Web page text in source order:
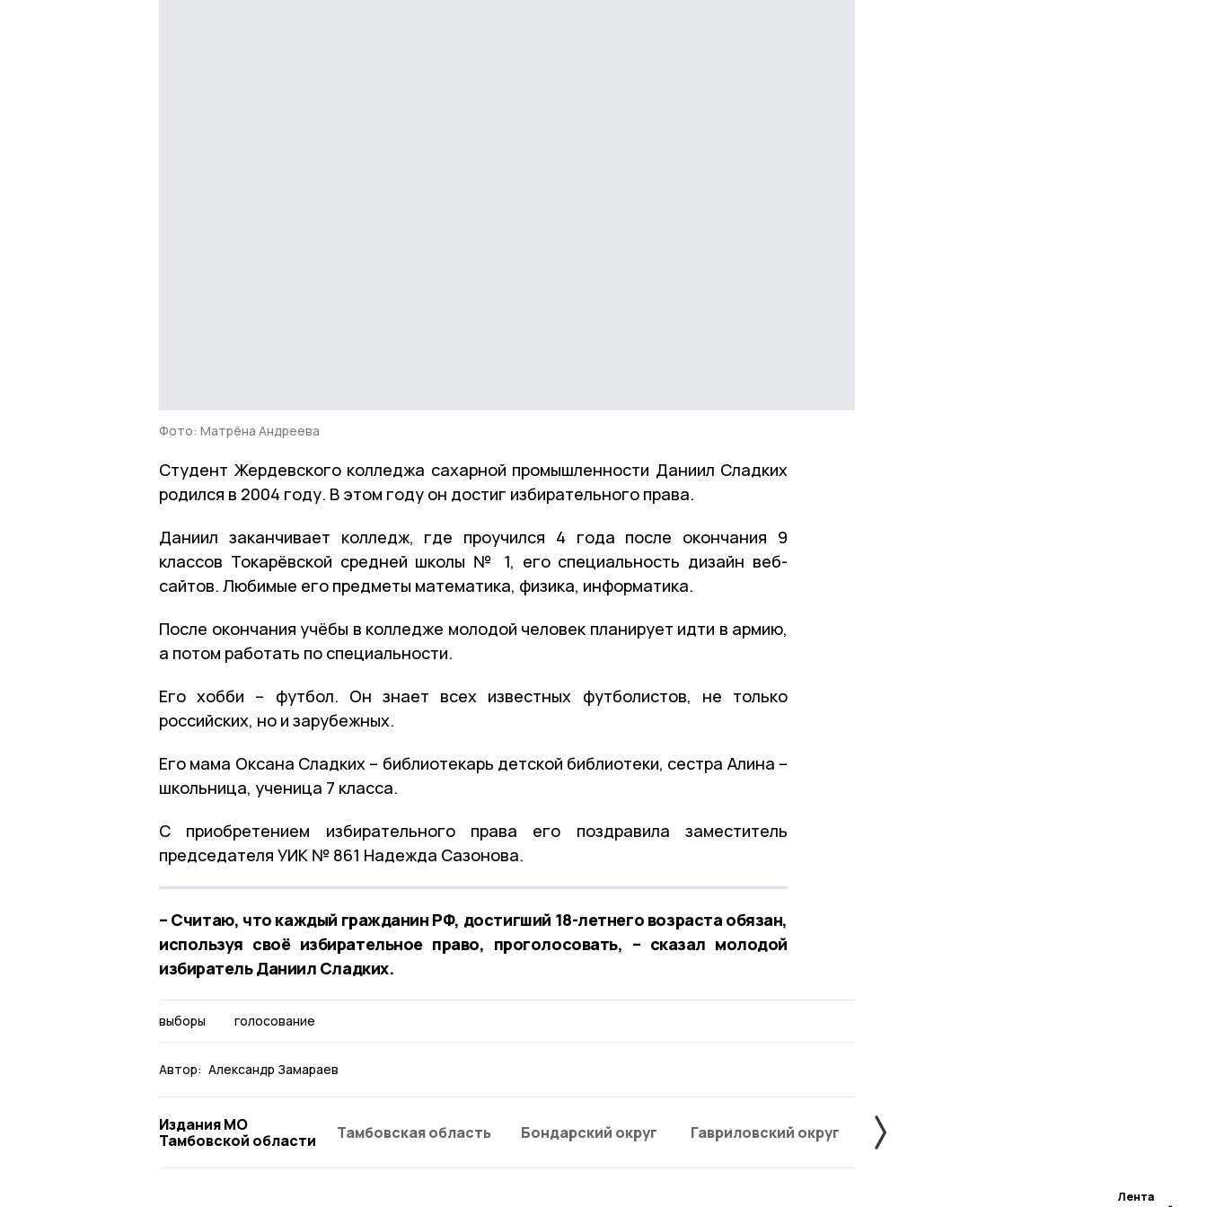
Лента
Фото: Матрёна Андреева
Студент Жердевского колледжа сахарной промышленности Даниил Сладких
родился в 2004 году. В этом году он достиг избирательного права.
Даниил заканчивает колледж, где проучился 4 года после окончания 9
классов Токарёвской средней школы № 1, его специальность дизайн веб-
сайтов. Любимые его предметы математика, физика, информатика.
После окончания учёбы в колледже молодой человек планирует идти в армию,
а потом работать по специальности.
Его хобби – футбол. Он знает всех известных футболистов, не только
российских, но и зарубежных.
Его мама Оксана Сладких – библиотекарь детской библиотеки, сестра Алина –
школьница, ученица 7 класса.
С приобретением избирательного права его поздравила заместитель
председателя УИК № 861 Надежда Сазонова.
– Считаю, что каждый гражданин РФ, достигший 18-летнего возраста обязан,
используя своё избирательное право, проголосовать, – сказал молодой
избиратель Даниил Сладких.
выборы голосование
Автор: Александр Замараев
Издания МО
Тамбовской области
Тамбовская область Бондарский округ Гавриловский округ Жердевский округ